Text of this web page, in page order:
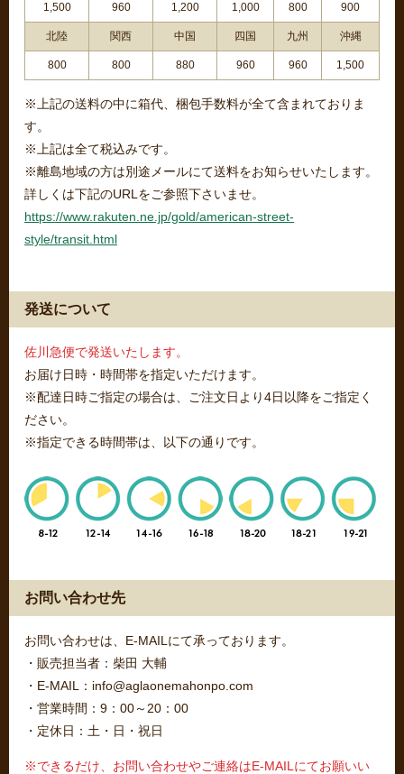
1,500 960 1,200 1,000 800 900
北陸 関西 中国 四国 九州 沖縄
800 800 880 960 960 1,500
※上記の送料の中に箱代、梱包手数料が全て含まれておりま
す。
※上記は全て税込みです。
※離島地域の方は別途メールにて送料をお知らせいたします。
詳しくは下記のURLをご参照下さいませ。
https://www.rakuten.ne.jp/gold/american-street-
style/transit.html
発送について
佐川急便で発送いたします。
お届け日時・時間帯を指定いただけます。
※配達日時ご指定の場合は、ご注文日より4日以降をご指定く
ださい。
※指定できる時間帯は、以下の通りです。
お問い合わせ先
お問い合わせは、E-MAILにて承っております。
・販売担当者：柴田 大輔
・E-MAIL：info@aglaonemahonpo.com
・営業時間：9：00～20：00
・定休日：土・日・祝日
※できるだけ、お問い合わせやご連絡はE-MAILにてお願いい